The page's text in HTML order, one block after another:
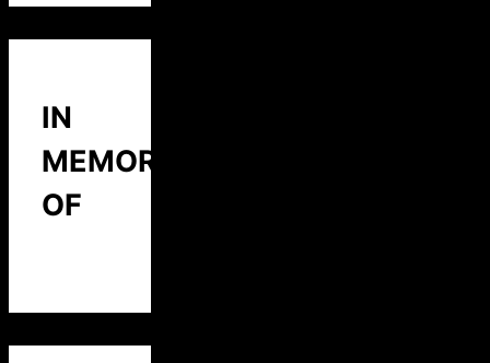
IN
MEMORY
OF